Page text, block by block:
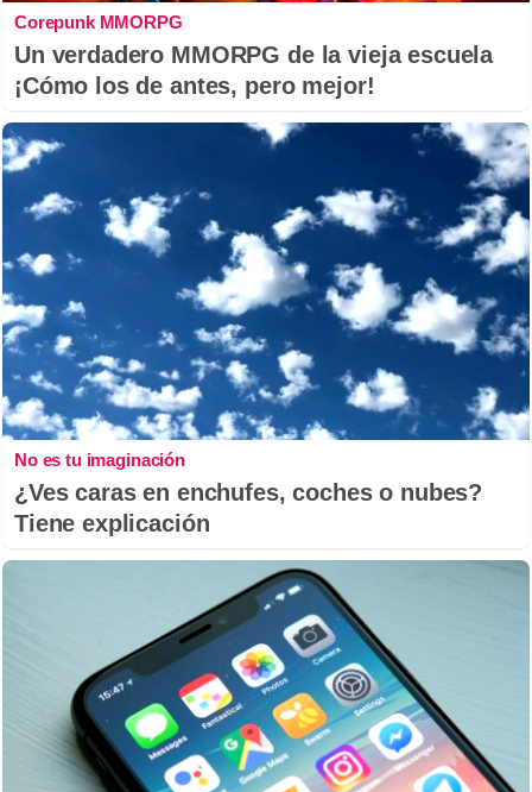
Corepunk MMORPG
Un verdadero MMORPG de la vieja escuela
¡Cómo los de antes, pero mejor!
No es tu imaginación
¿Ves caras en enchufes, coches o nubes?
Tiene explicación